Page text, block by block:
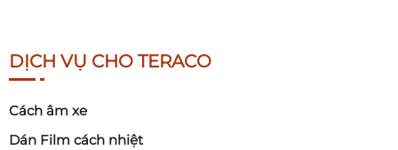
DỊCH VỤ CHO TERACO
Cách âm xe
Dán Film cách nhiệt